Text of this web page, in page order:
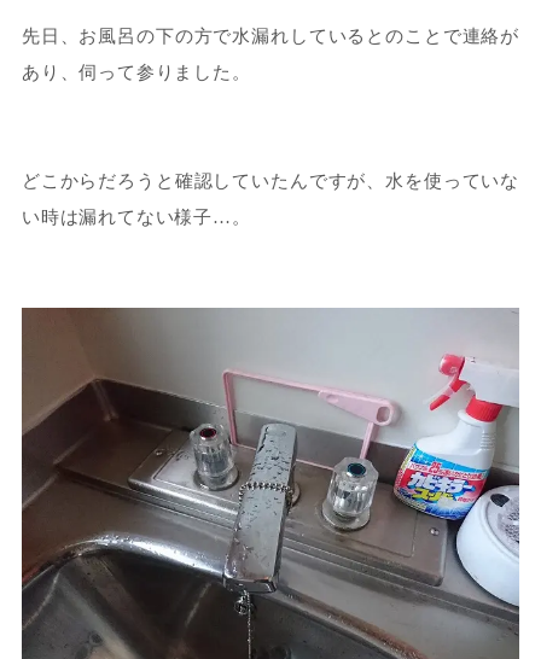
先日、お風呂の下の方で水漏れしているとのことで連絡が
あり、伺って参りました。
どこからだろうと確認していたんですが、水を使っていな
い時は漏れてない様子…。